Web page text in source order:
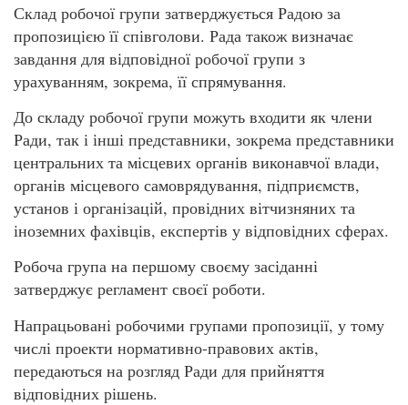
Склад робочої групи затверджується Радою за
пропозицією її співголови. Рада також визначає
завдання для відповідної робочої групи з
урахуванням, зокрема, її спрямування.
До складу робочої групи можуть входити як члени
Ради, так і інші представники, зокрема представники
центральних та місцевих органів виконавчої влади,
органів місцевого самоврядування, підприємств,
установ і організацій, провідних вітчизняних та
іноземних фахівців, експертів у відповідних сферах.
Робоча група на першому своєму засіданні
затверджує регламент своєї роботи.
Напрацьовані робочими групами пропозиції, у тому
числі проекти нормативно-правових актів,
передаються на розгляд Ради для прийняття
відповідних рішень.